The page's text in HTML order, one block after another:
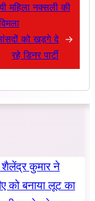
महिला नक्सली की
को खड़गे दे
रहे डिनर पार्टी
→